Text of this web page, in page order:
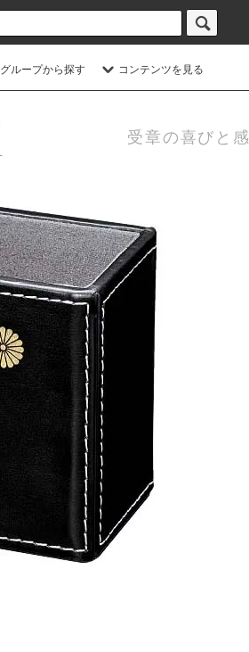
グループから探す コンテンツを見る
受章の喜びと